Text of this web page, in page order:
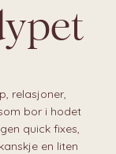
relasjoner,
bor i hodet
quick fixes,
en liten